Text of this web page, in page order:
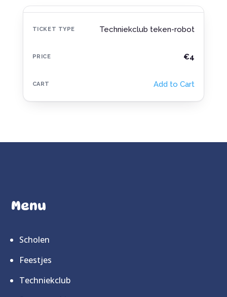
Techniekclub teken-robot
€4
Add to Cart
Menu
Scholen
Feestjes
Techniekclub